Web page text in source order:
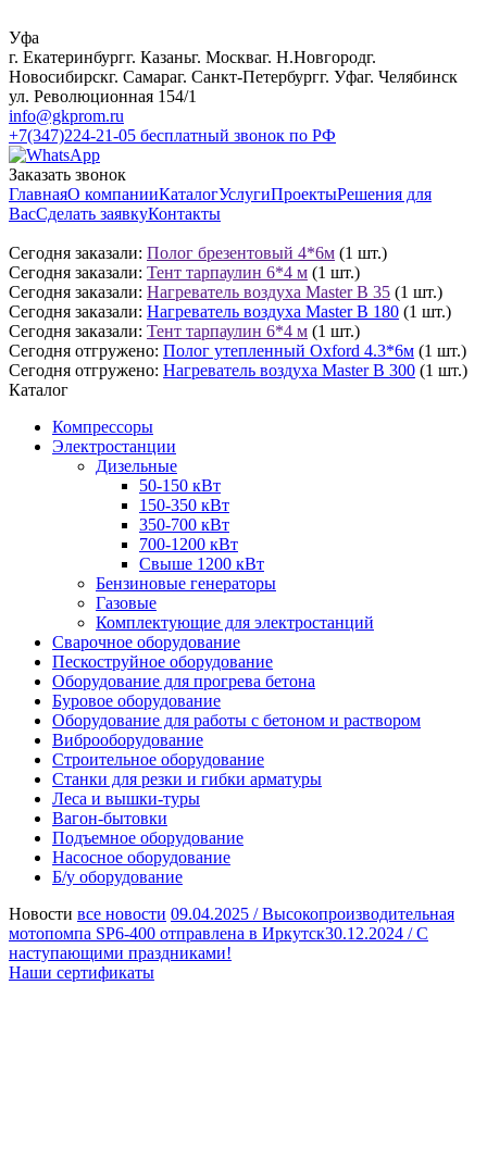
Уфа
г. Екатеринбургг. Казаньг. Москваг. Н.Новгородг.
Новосибирскг. Самараг. Санкт-Петербургг. Уфаг. Челябинск
ул. Революционная 154/1
info@gkprom.ru
+7(347)224-21-05 бесплатный звонок по РФ
Заказать звонок
ГлавнаяО компанииКаталогУслугиПроектыРешения для
ВасСделать заявкуКонтакты
Сегодня заказали: Полог брезентовый 4*6м (1 шт.)
Сегодня заказали: Тент тарпаулин 6*4 м (1 шт.)
Сегодня заказали: Нагреватель воздуха Master B 35 (1 шт.)
Сегодня заказали: Нагреватель воздуха Master B 180 (1 шт.)
Сегодня заказали: Тент тарпаулин 6*4 м (1 шт.)
Сегодня отгружено: Полог утепленный Oxford 4.3*6м (1 шт.)
Сегодня отгружено: Нагреватель воздуха Master B 300 (1 шт.)
Каталог
Компрессоры
Электростанции
Дизельные
50-150 кВт
150-350 кВт
350-700 кВт
700-1200 кВт
Свыше 1200 кВт
Бензиновые генераторы
Газовые
Комплектующие для электростанций
Сварочное оборудование
Пескоструйное оборудование
Оборудование для прогрева бетона
Буровое оборудование
Оборудование для работы с бетоном и раствором
Виброоборудование
Строительное оборудование
Станки для резки и гибки арматуры
Леса и вышки-туры
Вагон-бытовки
Подъемное оборудование
Насосное оборудование
Б/у оборудование
Новости все новости 09.04.2025 /Высокопроизводительная
мотопомпа SP6-400 отправлена в Иркутск30.12.2024 /С
наступающими праздниками!
Наши сертификаты